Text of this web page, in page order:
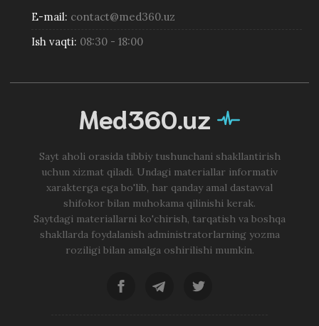
Med360.uz
Sayt aholi orasida tibbiy tushunchani shakllantirish
uchun xizmat qiladi. Undagi materiallar informativ
xarakterga ega bo'lib, har qanday amal dastavval
shifokor bilan muhokama qilinishi kerak.
Saytdagi materiallarni ko'chirish, tarqatish va boshqa
shakllarda foydalanish administratorlarning yozma
roziligi bilan amalga oshirilishi mumkin.
E-mail: contact@med360.uz
Ish vaqti: 08:30 - 18:00